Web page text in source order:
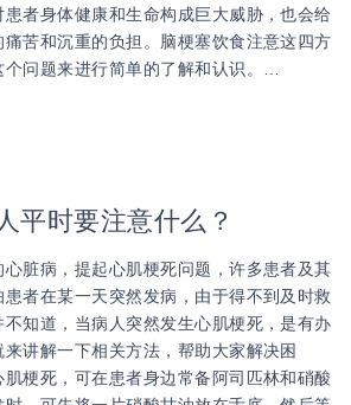
者身体健康和生命构成巨大威胁，也会给
苦和沉重的负担。脑梗塞饮食注意这四方
问题来进行简单的了解和认识。…
平时要注意什么？
脏病，提起心肌梗死问题，许多患者及其
者在某一天突然发病，由于得不到及时救
知道，当病人突然发生心肌梗死，是有办
讲解一下相关方法，帮助大家解决困
死，可在患者身边常备阿司匹林和硝酸